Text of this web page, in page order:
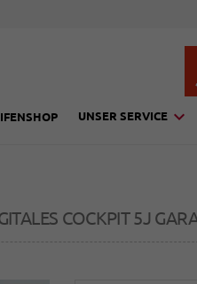
UNSER SERVICE
COCKPIT 5J